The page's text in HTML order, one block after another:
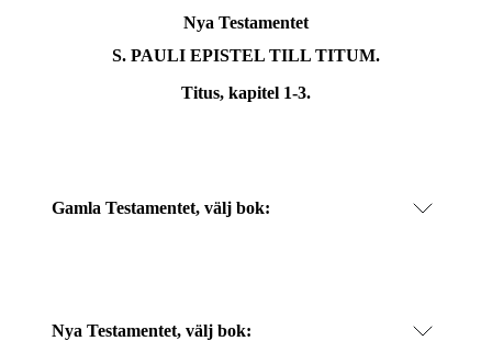
Nya Testamentet
S. PAULI EPISTEL TILL TITUM.
Titus, kapitel 1-3.
Gamla Testamentet, välj bok:
Nya Testamentet, välj bok: